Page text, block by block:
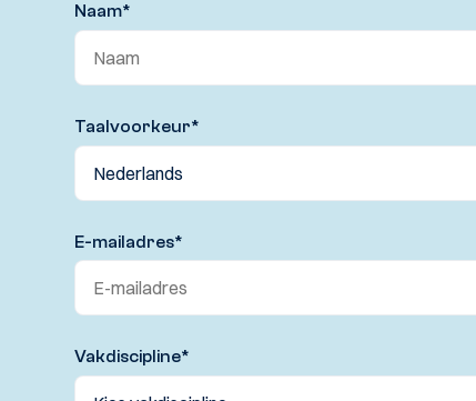
Naam*
Taalvoorkeur*
E-mailadres*
Vakdiscipline*